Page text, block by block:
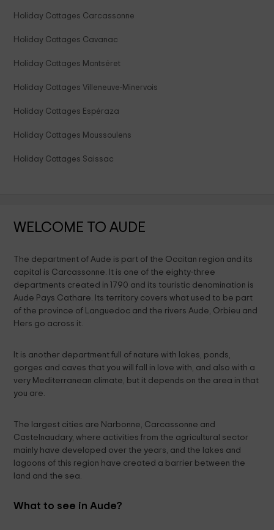
Holiday Cottages Carcassonne
Holiday Cottages Cavanac
Holiday Cottages Montséret
Holiday Cottages Villeneuve-Minervois
Holiday Cottages Espéraza
Holiday Cottages Moussoulens
Holiday Cottages Saissac
WELCOME TO AUDE
The department of Aude is part of the Occitan region and its
capital is Carcassonne. It is one of the eighty-three
departments created in 1790 and its touristic denomination is
Aude Pays Cathare. Its territory covers what used to be part
of the province of Languedoc and the rivers Aude, Orbieu and
Hers go across it.
It is another department full of nature with lakes, ponds,
gorges and caves that you will fall in love with, and also with a
very Mediterranean climate, but it depends on the area in that
you are.
The largest cities are Narbonne, Carcassonne and
Castelnaudary, where activities from the agricultural sector
mainly have developed over the years, and the lakes and
lagoons of this region have created a barrier between the
land and the sea.
What to see in Aude?